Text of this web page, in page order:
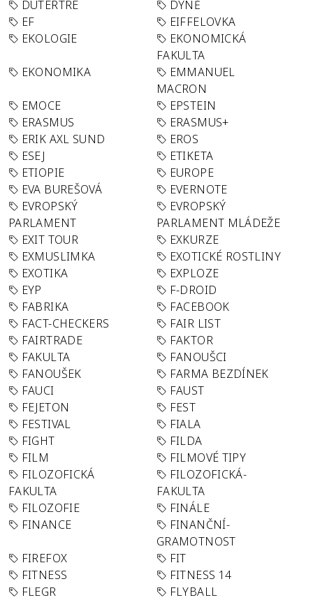
DUTERTRE
DÝNĚ
EF
EIFFELOVKA
EKOLOGIE
EKONOMICKÁ
FAKULTA
EKONOMIKA
EMMANUEL
MACRON
EMOCE
EPSTEIN
ERASMUS
ERASMUS+
ERIK AXL SUND
EROS
ESEJ
ETIKETA
ETIOPIE
EUROPE
EVA BUREŠOVÁ
EVERNOTE
EVROPSKÝ
PARLAMENT
EVROPSKÝ
PARLAMENT MLÁDEŽE
EXIT TOUR
EXKURZE
EXMUSLIMKA
EXOTICKÉ ROSTLINY
EXOTIKA
EXPLOZE
EYP
F-DROID
FABRIKA
FACEBOOK
FACT-CHECKERS
FAIR LIST
FAIRTRADE
FAKTOR
FAKULTA
FANOUŠCI
FANOUŠEK
FARMA BEZDÍNEK
FAUCI
FAUST
FEJETON
FEST
FESTIVAL
FIALA
FIGHT
FILDA
FILM
FILMOVÉ TIPY
FILOZOFICKÁ
FAKULTA
FILOZOFICKÁ-
FAKULTA
FILOZOFIE
FINÁLE
FINANCE
FINANČNÍ-
GRAMOTNOST
FIREFOX
FIT
FITNESS
FITNESS 14
FLEGR
FLYBALL